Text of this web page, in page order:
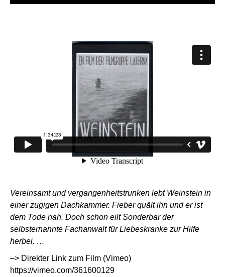
Vereinsamt und vergangenheitstrunken lebt Weinstein in
einer zugigen Dachkammer. Fieber quält ihn und er ist
dem Tode nah. Doch schon eilt Sonderbar der
selbsternannte Fachanwalt für Liebeskranke zur Hilfe
herbei. …
–> Direkter Link zum Film (Vimeo)
https://vimeo.com/361600129